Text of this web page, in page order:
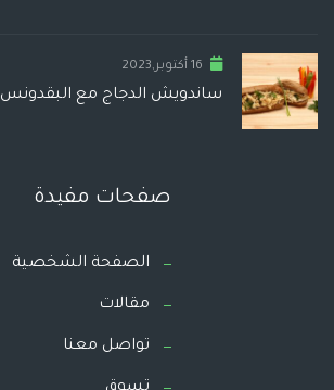
16 أكتوبر,2023
ساندويش الدجاج مع البقدونس
صفحات مفيدة
الصفحة الشخصية
مقالات
تواصل معنا